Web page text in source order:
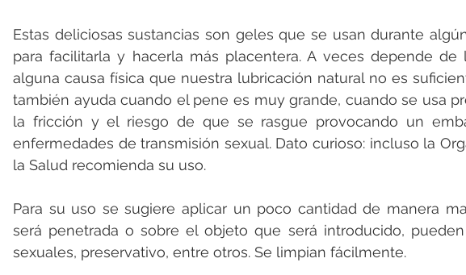
Estas deliciosas sustancias son geles que se usan durante
para facilitarla y hacerla más placentera. A veces depende de
alguna causa física que nuestra lubricación natural no es
también ayuda cuando el pene es muy grande, cuando se usa
la fricción y el riesgo de que se rasgue provocando un
enfermedades de transmisión sexual. Dato curioso: incluso la
la Salud recomienda su uso.
Para su uso se sugiere aplicar un poco cantidad de manera
será penetrada o sobre el objeto que será introducido,
sexuales, preservativo, entre otros. Se limpian fácilmente.